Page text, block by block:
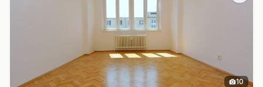
10